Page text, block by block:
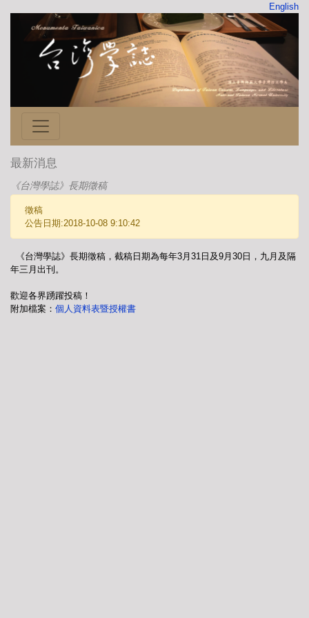
English
最新消息
《台灣學誌》長期徵稿
徵稿
公告日期:2018-10-08 9:10:42
《台灣學誌》長期徵稿，截稿日期為每年3月31日及9月30日，九月及隔
年三月出刊。
歡迎各界踴躍投稿！
附加檔案： 個人資料表暨授權書